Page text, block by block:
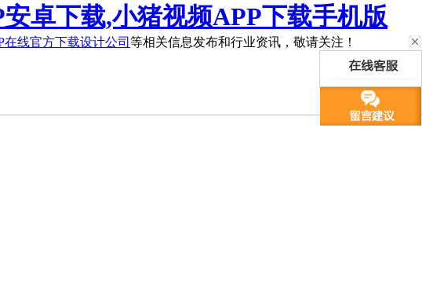
卓下载,小猪视频APP下载手机版
线官方下载设计公司 等相关信息发布和行业资讯，敬请关注！